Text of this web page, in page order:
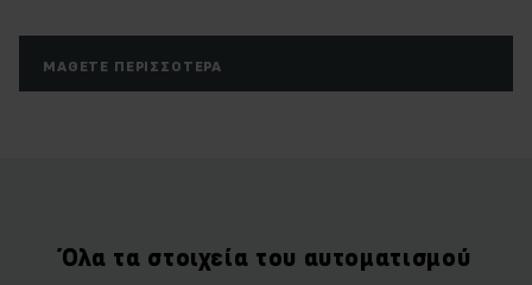
ΜΆΘΕΤΕ ΠΕΡΙΣΣΌΤΕΡΑ
Όλα τα στοιχεία του αυτοματισμού